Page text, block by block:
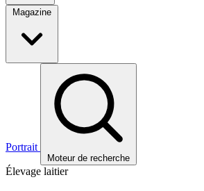
Magazine
Portrait
Moteur de recherche
Élevage laitier